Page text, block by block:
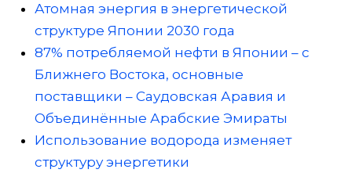
Атомная энергия в энергетической
структуре Японии 2030 года
87% потребляемой нефти в Японии – с
Ближнего Востока, основные
поставщики – Саудовская Аравия и
Объединённые Арабские Эмираты
Использование водорода изменяет
структуру энергетики